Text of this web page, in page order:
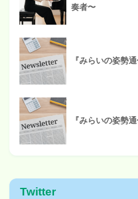
奏者〜
『みらいの姿勢
『みらいの姿勢
Twitter